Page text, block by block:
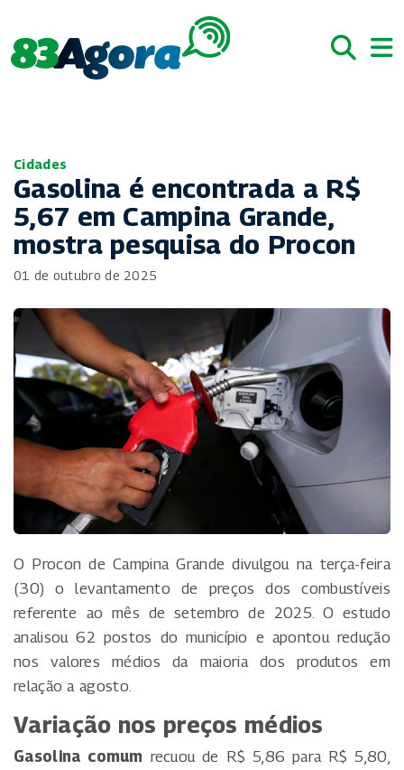
Cidades
Gasolina é encontrada a R$
5,67 em Campina Grande,
mostra pesquisa do Procon
01 de outubro de 2025
O Procon de Campina Grande divulgou na terça-feira
(30) o levantamento de preços dos combustíveis
referente ao mês de setembro de 2025. O estudo
analisou 62 postos do município e apontou redução
nos valores médios da maioria dos produtos em
relação a agosto.
Variação nos preços médios
Gasolina comum recuou de R$ 5,86 para R$ 5,80,